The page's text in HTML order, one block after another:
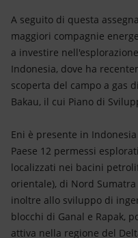
A seguito di questa
maggiori compagnie
a investire
Indonesia, dove ha
scoperta del campo a gas
Bakau, il cui Piano di
Eni è presente in
Paese 12 permessi
localizzati nei bacini
orientale), di Nord
inoltre allo sviluppo di
blocchi di Ganal e Rapak,
attiva nella regione del